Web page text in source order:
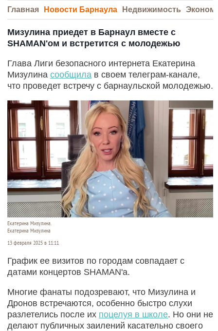
Главная Новости Барнаула Недвижимость
Мизулина приедет в Барнаул вместе с
SHAMAN'ом и встретится с молодежью
Глава Лиги безопасного интернета Екатерина
Мизулина сообщила в своем телеграм-канале,
что проведет встречу с барнаульской молодежью.
Екатерина Мизулина.
Екатерина Мизулина
13 февраля 2025 в 11:11
График ее визитов по городам совпадает с
датами концертов SHAMAN'a.
Многие фанаты подозревают, что Мизулина и
Дронов встречаются, особенно быстро слухи
разлетелись после их поцелуя в школе. Но они не
делают публичных заилений касательно своего